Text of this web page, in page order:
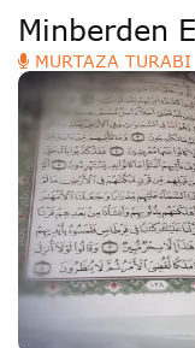
Minberden
MURTAZA TURABI